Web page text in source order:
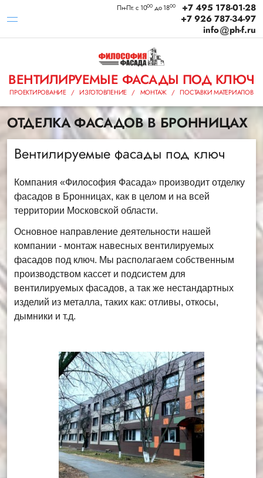
Пн-Пт: с 1000 до 1800
+7 495 178-01-28
+7 926 787-34-97
info
ph-f.ru
ВЕНТИЛИРУЕМЫЕ ФАСАДЫ ПОД КЛЮЧ
ПРОЕКТИРОВАНИЕ / ИЗГОТОВЛЕНИЕ / МОНТАЖ / ПОСТАВКИ МАТЕРИАЛОВ
ОТДЕЛКА ФАСАДОВ В БРОННИЦАХ
Вентилируемые фасады под ключ
Компания «Философия Фасада» производит отделку
фасадов в Бронницах, как в целом и на всей
территории Московской области.
Основное направление деятельности нашей
компании - монтаж навесных вентилируемых
фасадов под ключ. Мы располагаем собственным
производством кассет и подсистем для
вентилируемых фасадов, а так же нестандартных
изделий из металла, таких как: отливы, откосы,
дымники и т.д.